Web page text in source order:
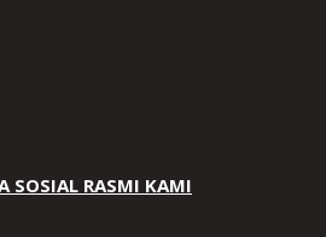
SOSIAL RASMI KAMI